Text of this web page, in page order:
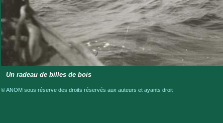
Un radeau de billes de bois
© ANOM sous réserve des droits réservés aux auteurs et ayants droit